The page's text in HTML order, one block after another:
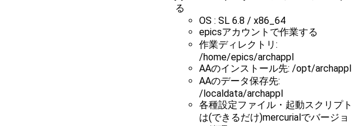
る
OS : SL 6.8 / x86_64
epicsアカウントで作業する
作業ディレクトリ:
/home/epics/archappl
AAのインストール先: /opt/archappl
AAのデータ保存先:
/localdata/archappl
各種設定ファイル・起動スクリプト
は(できるだけ)mercurialでバージョ